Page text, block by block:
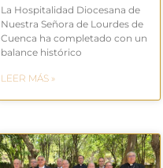
La Hospitalidad Diocesana de
Nuestra Señora de Lourdes de
Cuenca ha completado con un
balance histórico
LEER MÁS »